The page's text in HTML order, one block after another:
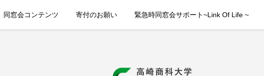
同窓会コンテンツ 寄付のお願い 緊急時同窓会サポート~Link Of Life ~